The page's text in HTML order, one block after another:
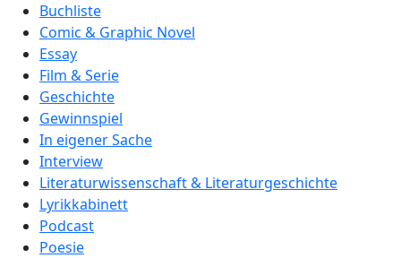
Buchliste
Comic & Graphic Novel
Essay
Film & Serie
Geschichte
Gewinnspiel
In eigener Sache
Interview
Literaturwissenschaft & Literaturgeschichte
Lyrikkabinett
Podcast
Poesie